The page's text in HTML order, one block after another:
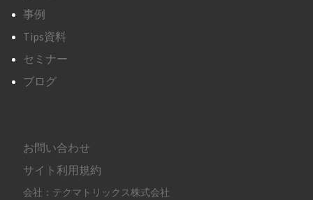
事例
Tips資料
セミナー
ブログ
お問い合わせ
サイト利用規約
会社：テクマトリックス株式会社